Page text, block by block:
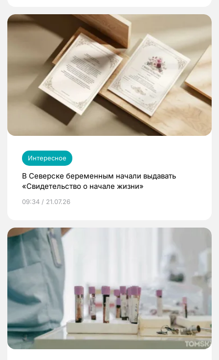
Интересное
В Северске беременным начали выдавать
«Свидетельство о начале жизни»
09:34 / 21.07.26